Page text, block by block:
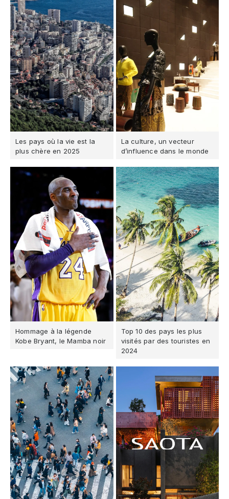
Les pays où la vie est la
plus chère en 2025
La culture, un vecteur
d’influence dans le monde
Hommage à la légende
Kobe Bryant, le Mamba noir
Top 10 des pays les plus
visités par des touristes en
2024